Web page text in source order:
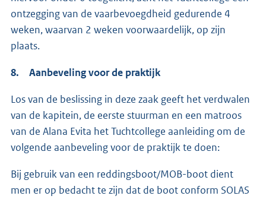
ontzegging van de vaarbevoegdheid gedurende 4
weken, waarvan 2 weken voorwaardelijk, op zijn
plaats.
8. Aanbeveling voor de praktijk
Los van de beslissing in deze zaak geeft het verdwalen
van de kapitein, de eerste stuurman en een matroos
van de Alana Evita het Tuchtcollege aanleiding om de
volgende aanbeveling voor de praktijk te doen:
Bij gebruik van een reddingsboot/MOB-boot dient
men er op bedacht te zijn dat de boot conform SOLAS